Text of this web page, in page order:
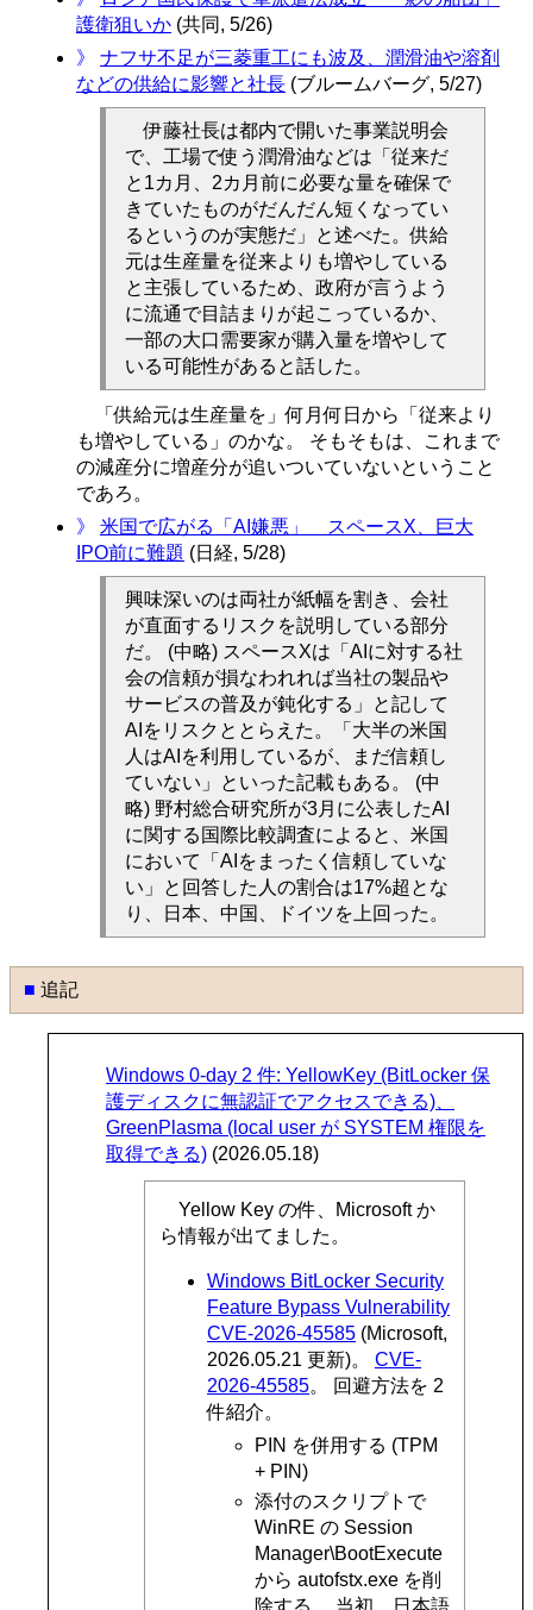
護衛狙いか (共同, 5/26)
》
ナフサ不足が三菱重工にも波及、潤滑油や溶剤
などの供給に影響と社長 (ブルームバーグ, 5/27)
伊藤社長は都内で開いた事業説明会
で、工場で使う潤滑油などは「従来だ
と1カ月、2カ月前に必要な量を確保で
きていたものがだんだん短くなってい
るというのが実態だ」と述べた。供給
元は生産量を従来よりも増やしている
と主張しているため、政府が言うよう
に流通で目詰まりが起こっているか、
一部の大口需要家が購入量を増やして
いる可能性があると話した。
「供給元は生産量を」何月何日から「従来より
も増やしている」のかな。 そもそもは、これまで
の減産分に増産分が追いついていないということ
であろ。
》
米国で広がる「AI嫌悪」 スペースX、巨大
IPO前に難題 (日経, 5/28)
興味深いのは両社が紙幅を割き、会社
が直面するリスクを説明している部分
だ。 (中略) スペースXは「AIに対する社
会の信頼が損なわれれば当社の製品や
サービスの普及が鈍化する」と記して
AIをリスクととらえた。「大半の米国
人はAIを利用しているが、まだ信頼し
ていない」といった記載もある。 (中
略) 野村総合研究所が3月に公表したAI
に関する国際比較調査によると、米国
において「AIをまったく信頼していな
い」と回答した人の割合は17%超とな
り、日本、中国、ドイツを上回った。
■ 追記
Windows 0-day 2 件: YellowKey (BitLocker 保
護ディスクに無認証でアクセスできる)、
GreenPlasma (local user が SYSTEM 権限を
取得できる) (2026.05.18)
Yellow Key の件、Microsoft か
ら情報が出てました。
Windows BitLocker Security
Feature Bypass Vulnerability
CVE-2026-45585 (Microsoft,
2026.05.21 更新)。 CVE-
2026-45585。 回避方法を 2
件紹介。
PIN を併用する (TPM
+ PIN)
添付のスクリプトで
WinRE の Session
Manager\BootExecute
から autofstx.exe を削